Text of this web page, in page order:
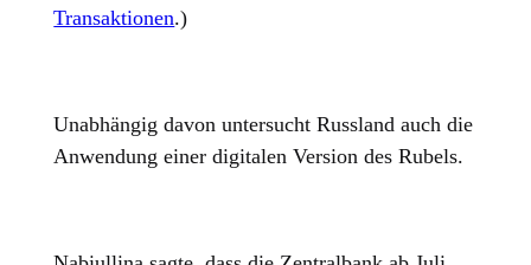
Transaktionen.)
Unabhängig davon untersucht Russland auch die
Anwendung einer digitalen Version des Rubels.